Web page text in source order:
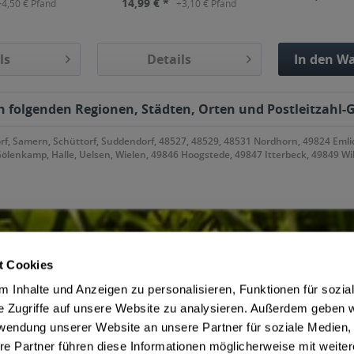
Cookies
Inhalte und Anzeigen zu personalisieren, Funktionen für
Zugriffe auf unsere Website zu analysieren. Außerdem geben
unserer Website an unsere Partner für soziale Medien,
Partner führen diese Informationen möglicherweise mit
€ Pfand +3,10 € Pfand
Details In den
folgenden Regionen, Städten, Orten und Postleitzahl-
Samern, Schüttorf, Suddendorf, 48527, 48529, 48531 Nordhorn, 49824
Halle, Uelsen, Wielen, 49846 Hoogstede, 49847 Itterbeck, 49849
Jugendschutz
AGB des Lieferanten
Datenschutz des Lieferanten
Kontaktdaten des Lieferanten